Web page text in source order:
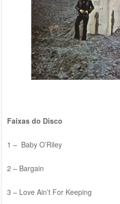
Faixas do Disco
1 – Baby O’Riley
2 – Bargain
3 – Love Ain’t For Keeping